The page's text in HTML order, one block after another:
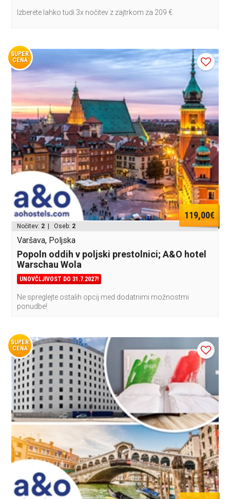
Izberete lahko tudi 3x nočitev z zajtrkom za 209 €.
SUPER
CENA
119,00€
Nočitev: 2 | Oseb: 2
Varšava, Poljska
Popoln oddih v poljski prestolnici; A&O hotel
Warschau Wola
UNOVČLJIVOST DO 31.7.2027!
Ne spreglejte ostalih opcij med dodatnimi možnostmi
ponudbe!
SUPER
CENA